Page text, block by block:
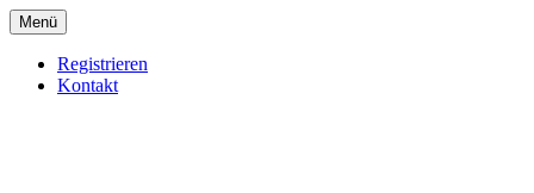
Menü
Registrieren
Kontakt